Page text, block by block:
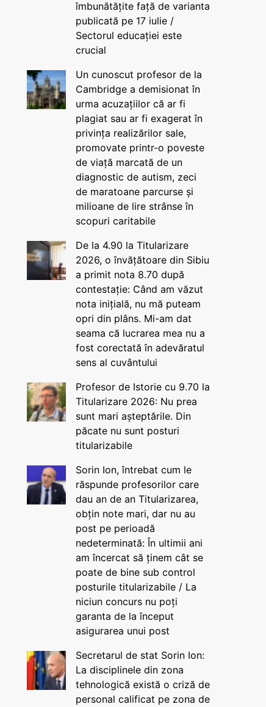
îmbunătățite față de varianta
publicată pe 17 iulie /
Sectorul educației este
crucial
Un cunoscut profesor de la
Cambridge a demisionat în
urma acuzațiilor că ar fi
plagiat sau ar fi exagerat în
privința realizărilor sale,
promovate printr-o poveste
de viață marcată de un
diagnostic de autism, zeci
de maratoane parcurse și
milioane de lire strânse în
scopuri caritabile
De la 4.90 la Titularizare
2026, o învățătoare din Sibiu
a primit nota 8.70 după
contestație: Când am văzut
nota inițială, nu mă puteam
opri din plâns. Mi-am dat
seama că lucrarea mea nu a
fost corectată în adevăratul
sens al cuvântului
Profesor de Istorie cu 9.70 la
Titularizare 2026: Nu prea
sunt mari așteptările. Din
păcate nu sunt posturi
titularizabile
Sorin Ion, întrebat cum le
răspunde profesorilor care
dau an de an Titularizarea,
obțin note mari, dar nu au
post pe perioadă
nedeterminată: În ultimii ani
am încercat să ținem cât se
poate de bine sub control
posturile titularizabile / La
niciun concurs nu poți
garanta de la început
asigurarea unui post
Secretarul de stat Sorin Ion:
La disciplinele din zona
tehnologică există o criză de
personal calificat pe zona de